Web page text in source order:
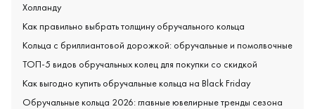
Холланду
Как правильно выбрать толщину обручального кольца
Кольца с бриллиантовой дорожкой: обручальные и помолвочные
ТОП-5 видов обручальных колец для покупки со скидкой
Как выгодно купить обручальные кольца на Black Friday
Обручальные кольца 2026: главные ювелирные тренды сезона